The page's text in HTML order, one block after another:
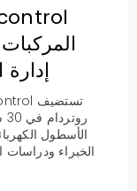
الأسطول
الخبراء ودراسات